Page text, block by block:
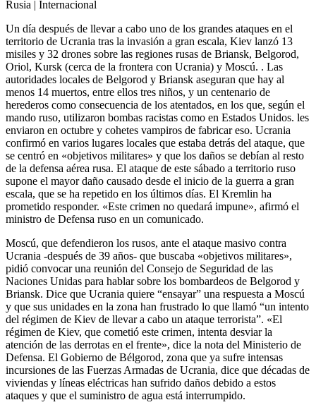
Un día después de llevar a cabo uno de los grandes ataques en el
territorio de Ucrania tras la invasión a gran escala, Kiev lanzó 13
misiles y 32 drones sobre las regiones rusas de Briansk, Belgorod,
Oriol, Kursk (cerca de la frontera con Ucrania) y Moscú. . Las
autoridades locales de Belgorod y Briansk aseguran que hay al
menos 14 muertos, entre ellos tres niños, y un centenario de
herederos como consecuencia de los atentados, en los que, según el
mando ruso, utilizaron bombas racistas como en Estados Unidos. les
enviaron en octubre y cohetes vampiros de fabricar eso. Ucrania
confirmó en varios lugares locales que estaba detrás del ataque, que
se centró en «objetivos militares» y que los daños se debían al resto
de la defensa aérea rusa. El ataque de este sábado a territorio ruso
supone el mayor daño causado desde el inicio de la guerra a gran
escala, que se ha repetido en los últimos días. El Kremlin ha
prometido responder. «Este crimen no quedará impune», afirmó el
ministro de Defensa ruso en un comunicado.
Moscú, que defendieron los rusos, ante el ataque masivo contra
Ucrania -después de 39 años- que buscaba «objetivos militares»,
pidió convocar una reunión del Consejo de Seguridad de las
Naciones Unidas para hablar sobre los bombardeos de Belgorod y
Briansk. Dice que Ucrania quiere “ensayar” una respuesta a Moscú
y que sus unidades en la zona han frustrado lo que llamó “un intento
del régimen de Kiev de llevar a cabo un ataque terrorista”. «El
régimen de Kiev, que cometió este crimen, intenta desviar la
atención de las derrotas en el frente», dice la nota del Ministerio de
Defensa. El Gobierno de Bélgorod, zona que ya sufre intensas
incursiones de las Fuerzas Armadas de Ucrania, dice que décadas de
viviendas y líneas eléctricas han sufrido daños debido a estos
ataques y que el suministro de agua está interrumpido.